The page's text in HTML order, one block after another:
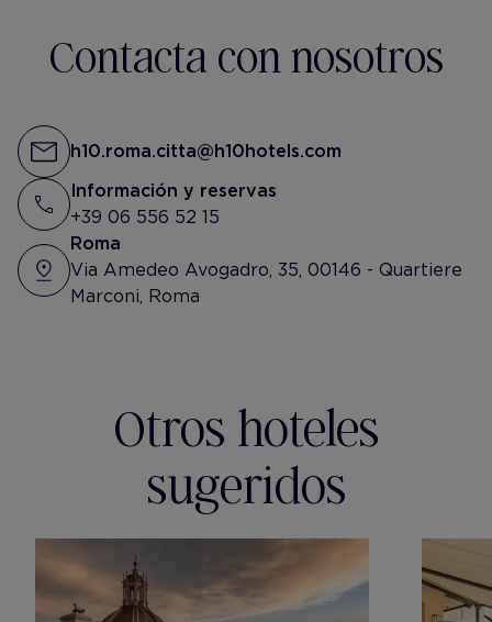
Contacta con nosotros
h10.roma.citta@h10hotels.com
Información y reservas
+39 06 556 52 15
Roma
Via Amedeo Avogadro, 35, 00146 - Quartiere
Marconi, Roma
Otros hoteles
sugeridos